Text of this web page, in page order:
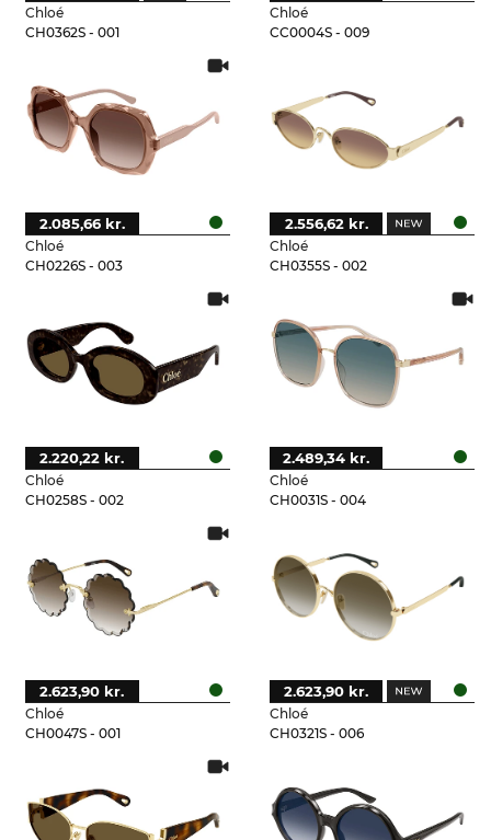
Chloé
CH0362S - 001
Chloé
CC0004S - 009
Chloé
CH0226S - 003
2.085,66 kr.
Chloé
CH0355S - 002
2.556,62 kr.
Chloé
CH0258S - 002
2.220,22 kr.
Chloé
CH0031S - 004
2.489,34 kr.
Chloé
CH0047S - 001
2.623,90 kr.
Chloé
CH0321S - 006
2.623,90 kr.